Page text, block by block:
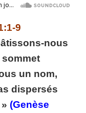
9
nous
un nom,
dispersés
(Genèse